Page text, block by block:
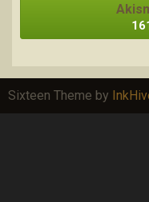
Sixteen Theme by